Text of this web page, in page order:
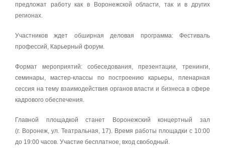
предложат работу как в Воронежской области, так и в других
регионах.
Участников ждет обширная деловая программа: Фестиваль
профессий, Карьерный форум.
Формат мероприятий: собеседования, презентации, тренинги,
семинары, мастер-классы по построению карьеры, пленарная
сессия на тему взаимодействия органов власти и бизнеса в сфере
кадрового обеспечения.
Главной площадкой станет Воронежский концертный зал
(г. Воронеж, ул. Театральная, 17). Время работы площадки с 10:00
до 19:00 часов. Участие бесплатное, вход свободный.